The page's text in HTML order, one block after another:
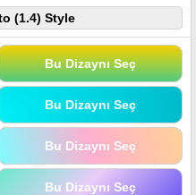
(1.4) Style
Bu Dizaynı Seç
Bu Dizaynı Seç
Bu Dizaynı Seç
Bu Dizaynı Seç